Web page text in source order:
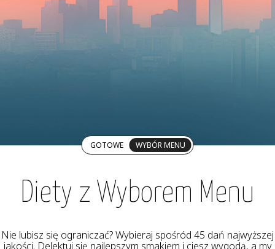
GOTOWE WYBÓR MENU
Diety z Wyborem Menu
Nie lubisz się ograniczać? Wybieraj spośród 45 dań najwyższej
jakości. Delektuj się najlepszym smakiem i ciesz wygodą, a my